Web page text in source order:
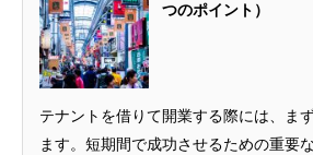
つのポイント）
テナントを借りて開業する際には、ま
ます。短期間で成功させるための重要